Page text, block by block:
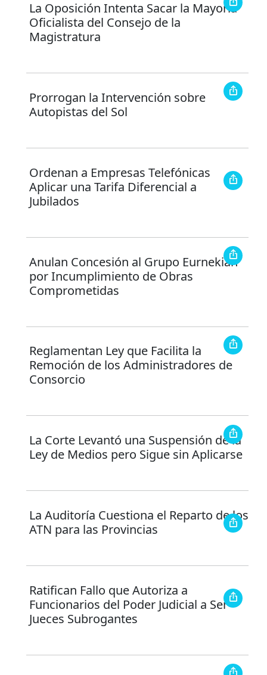
La Oposición Intenta Sacar la Mayoría
Oficialista del Consejo de la
Magistratura
Prorrogan la Intervención sobre
Autopistas del Sol
Ordenan a Empresas Telefónicas
Aplicar una Tarifa Diferencial a
Jubilados
Anulan Concesión al Grupo Eurnekian
por Incumplimiento de Obras
Comprometidas
Reglamentan Ley que Facilita la
Remoción de los Administradores de
Consorcio
La Corte Levantó una Suspensión de la
Ley de Medios pero Sigue sin Aplicarse
La Auditoría Cuestiona el Reparto de los
ATN para las Provincias
Ratifican Fallo que Autoriza a
Funcionarios del Poder Judicial a Ser
Jueces Subrogantes